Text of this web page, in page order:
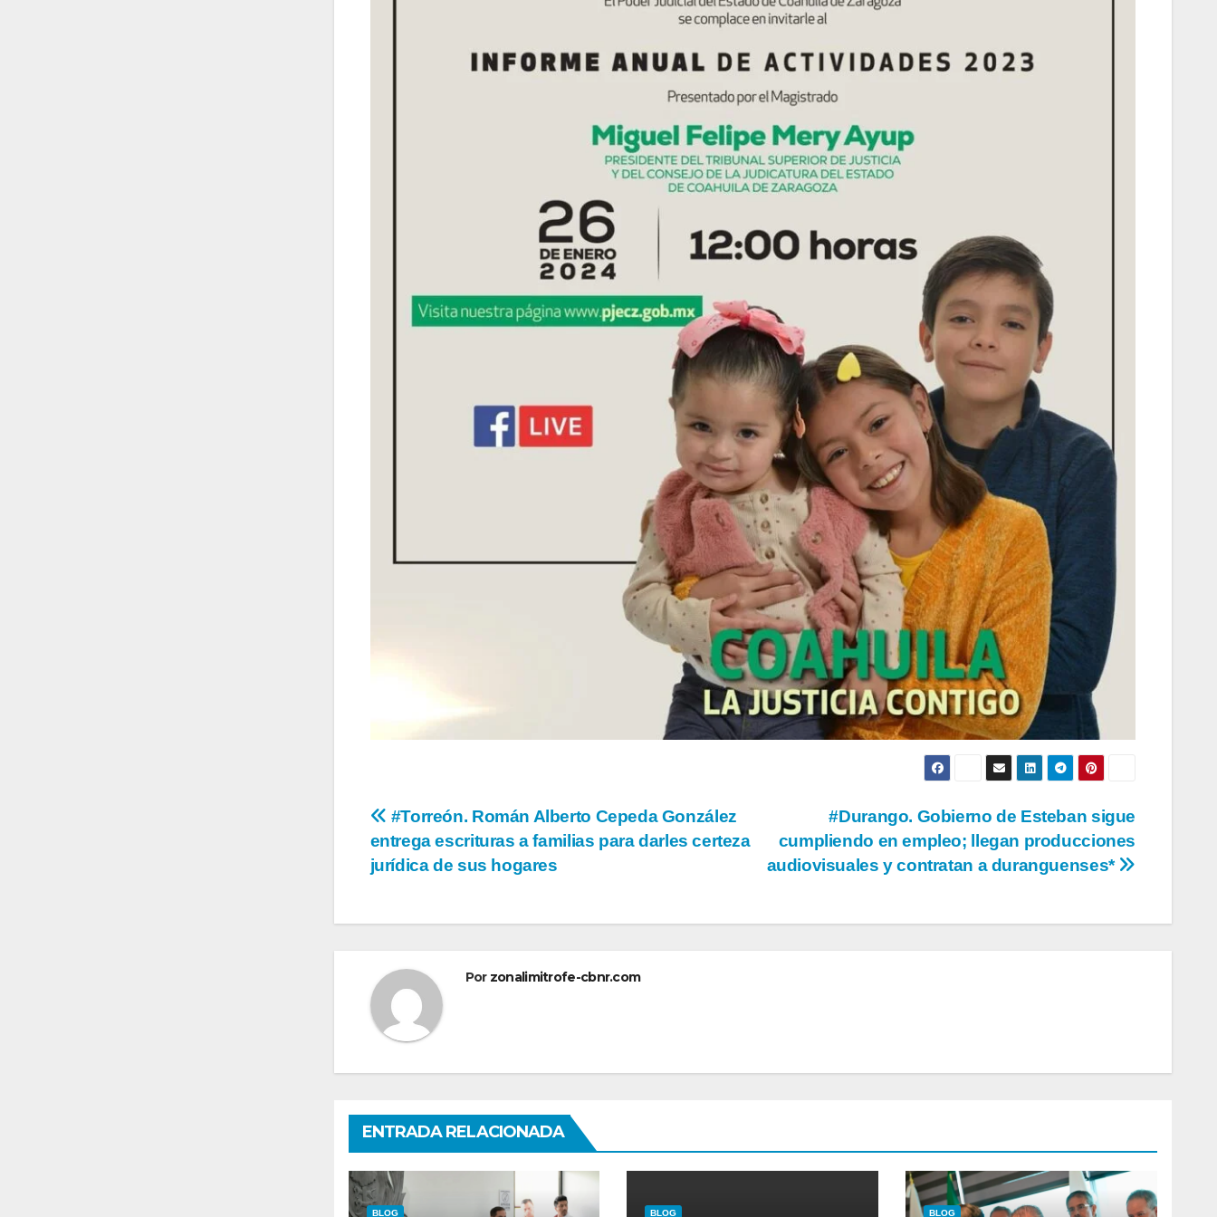
Navegación
de
#Durango. Gobierno de Esteban sigue
cumpliendo en empleo; llegan producciones
audiovisuales y contratan a duranguenses*
#Torreón. Román Alberto Cepeda González
entrega escrituras a familias para darles certeza
jurídica de sus hogares
Por zonalimitrofe-cbnr.com
ENTRADA RELACIONADA
BLOG BLOG BLOG